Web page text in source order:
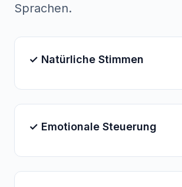
Sprachen.
✓ Natürliche Stimmen
✓ Emotionale Steuerung